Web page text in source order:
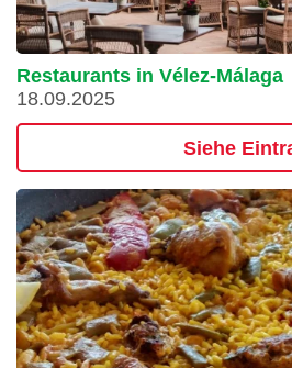
Restaurants in Vélez-Málaga
18.09.2025
Siehe